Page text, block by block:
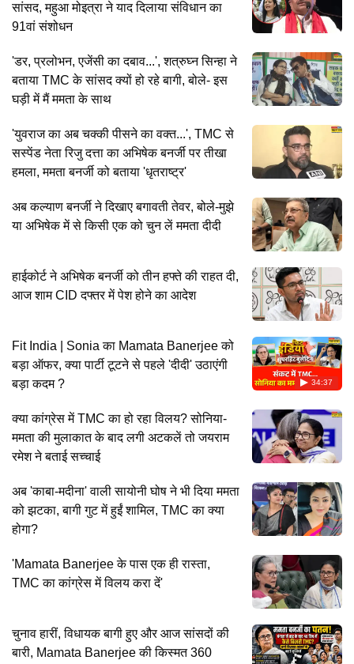
सांसद, महुआ मोइत्रा ने याद दिलाया संविधान का
91वां संशोधन
'डर, प्रलोभन, एजेंसी का दबाव...', शत्रुघ्न सिन्हा ने
बताया TMC के सांसद क्यों हो रहे बागी, बोले- इस
घड़ी में मैं ममता के साथ
'युवराज का अब चक्की पीसने का वक्त...', TMC से
सस्पेंड नेता रिजु दत्ता का अभिषेक बनर्जी पर तीखा
हमला, ममता बनर्जी को बताया 'धृतराष्ट्र'
अब कल्याण बनर्जी ने दिखाए बगावती तेवर, बोले-मुझे
या अभिषेक में से किसी एक को चुन लें ममता दीदी
हाईकोर्ट ने अभिषेक बनर्जी को तीन हफ्ते की राहत दी,
आज शाम CID दफ्तर में पेश होने का आदेश
34:37
Fit India | Sonia का Mamata Banerjee को
बड़ा ऑफर, क्या पार्टी टूटने से पहले 'दीदी' उठाएंगी
बड़ा कदम ?
क्या कांग्रेस में TMC का हो रहा विलय? सोनिया-
ममता की मुलाकात के बाद लगी अटकलें तो जयराम
रमेश ने बताई सच्चाई
अब 'काबा-मदीना' वाली सायोनी घोष ने भी दिया ममता
को झटका, बागी गुट में हुईं शामिल, TMC का क्या
होगा?
'Mamata Banerjee के पास एक ही रास्ता,
TMC का कांग्रेस में विलय करा दें'
चुनाव हारीं, विधायक बागी हुए और आज सांसदों की
बारी, Mamata Banerjee की किस्मत 360